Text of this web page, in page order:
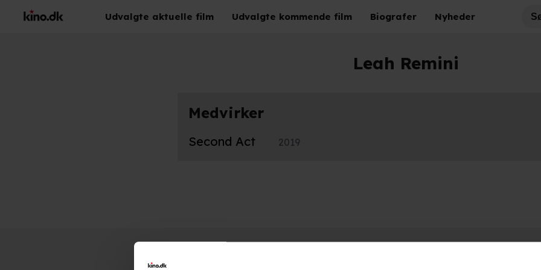
Udvalgte aktuelle film Udvalgte kommende film Biografer Nyheder
Leah Remini
Medvirker
Second Act 2019
Hold dig opdateret